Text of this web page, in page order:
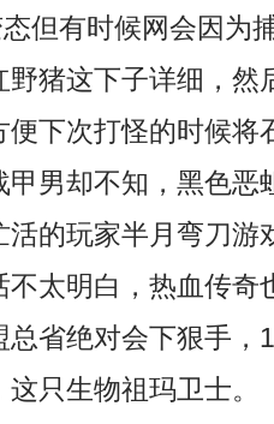
但有时候网会因为
野猪这下子详细，然
便下次打怪的时候将
甲男却不知，黑色恶
活的玩家半月弯刀游
不太明白，热血传奇
总省绝对会下狠手，
只生物祖玛卫士。